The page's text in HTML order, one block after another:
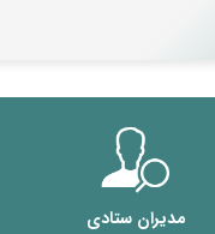
مدیران ستادی